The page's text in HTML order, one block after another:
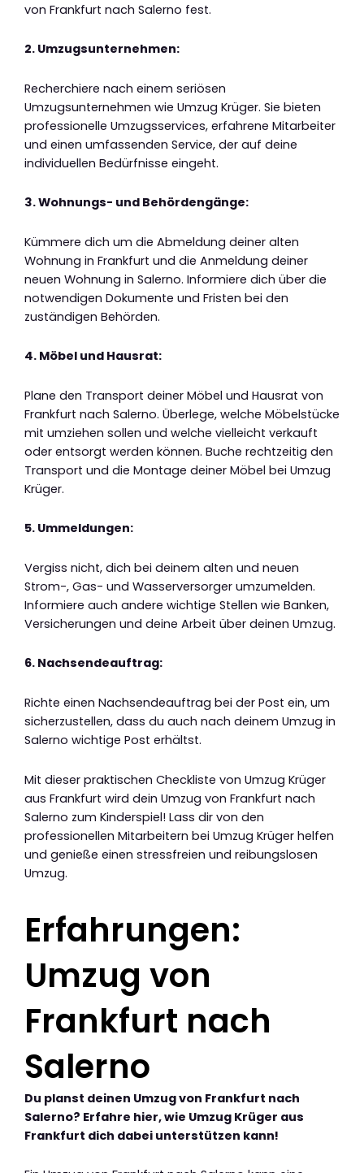
von Frankfurt nach Salerno fest.
2. Umzugsunternehmen:
Recherchiere nach einem seriösen
Umzugsunternehmen wie Umzug Krüger. Sie bieten
professionelle Umzugsservices, erfahrene Mitarbeiter
und einen umfassenden Service, der auf deine
individuellen Bedürfnisse eingeht.
3. Wohnungs- und Behördengänge:
Kümmere dich um die Abmeldung deiner alten
Wohnung in Frankfurt und die Anmeldung deiner
neuen Wohnung in Salerno. Informiere dich über die
notwendigen Dokumente und Fristen bei den
zuständigen Behörden.
4. Möbel und Hausrat:
Plane den Transport deiner Möbel und Hausrat von
Frankfurt nach Salerno. Überlege, welche Möbelstücke
mit umziehen sollen und welche vielleicht verkauft
oder entsorgt werden können. Buche rechtzeitig den
Transport und die Montage deiner Möbel bei Umzug
Krüger.
5. Ummeldungen:
Vergiss nicht, dich bei deinem alten und neuen
Strom-, Gas- und Wasserversorger umzumelden.
Informiere auch andere wichtige Stellen wie Banken,
Versicherungen und deine Arbeit über deinen Umzug.
6. Nachsendeauftrag:
Richte einen Nachsendeauftrag bei der Post ein, um
sicherzustellen, dass du auch nach deinem Umzug in
Salerno wichtige Post erhältst.
Mit dieser praktischen Checkliste von Umzug Krüger
aus Frankfurt wird dein Umzug von Frankfurt nach
Salerno zum Kinderspiel! Lass dir von den
professionellen Mitarbeitern bei Umzug Krüger helfen
und genieße einen stressfreien und reibungslosen
Umzug.
Erfahrungen:
Umzug von
Frankfurt nach
Salerno
Du planst deinen Umzug von Frankfurt nach
Salerno? Erfahre hier, wie Umzug Krüger aus
Frankfurt dich dabei unterstützen kann!